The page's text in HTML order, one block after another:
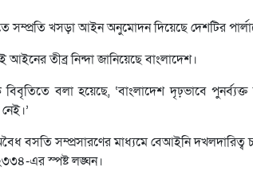
সম্প্রতি খসড়া আইন অনুমোদন দিয়েছে দেশটির
তীব্র নিন্দা জানিয়েছে বাংলাদেশ।
বলা হয়েছে, ‘বাংলাদেশ দৃঢ়ভাবে
বসতি সম্প্রসারণের মাধ্যমে বেআইনি দখলদারিত্ব
এর স্পষ্ট লঙ্ঘন।